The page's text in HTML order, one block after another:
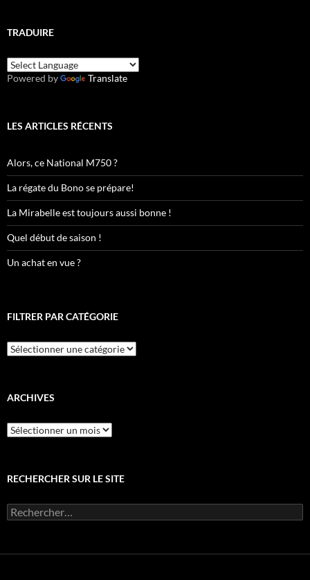
TRADUIRE
Powered by Translate
LES ARTICLES RÉCENTS
Alors, ce National M750 ?
La régate du Bono se prépare!
La Mirabelle est toujours aussi bonne !
Quel début de saison !
Un achat en vue ?
FILTRER PAR CATÉGORIE
Filtrer
par
ARCHIVES
Archives
RECHERCHER SUR LE SITE
Rechercher :